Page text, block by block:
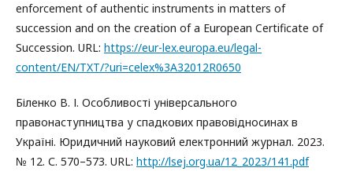
enforcement of authentic instruments in matters of
succession and on the creation of a European Certificate of
Succession. URL: https://eur-lex.europa.eu/legal-
content/EN/TXT/?uri=celex%3A32012R0650
Біленко В. І. Особливості універсального
правонаступництва у спадкових правовідносинах в
Україні. Юридичний науковий електронний журнал. 2023.
№ 12. С. 570–573. URL: http://lsej.org.ua/12_2023/141.pdf